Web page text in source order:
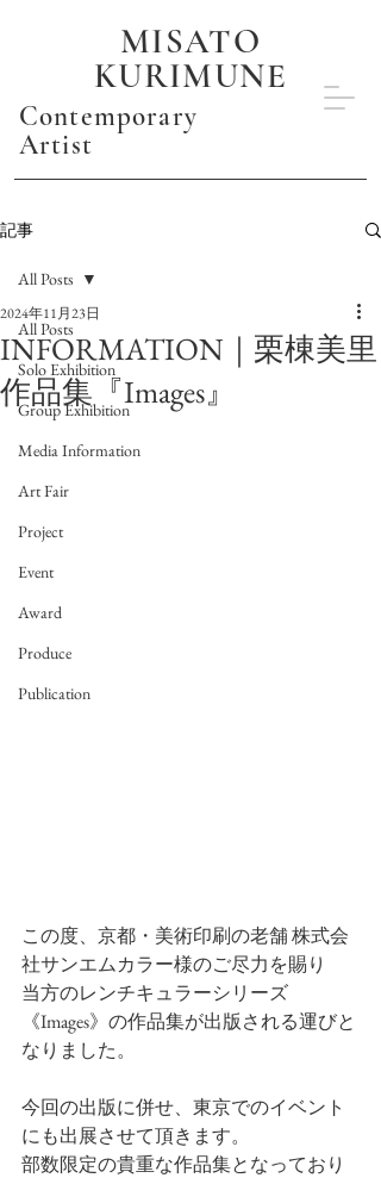
MISATO
KURIMUNE
Contemporary
Artist
記事
All Posts
Solo Exhibition
Group Exhibition
Media Information
Art Fair
Project
Event
Award
Produce
Publication
All Posts
INFORMATION｜栗棟美里
作品集『Images』
2024年11月23日
この度、京都・美術印刷の老舗 株式会
社サンエムカラー様のご尽力を賜り
当方のレンチキュラーシリーズ
《Images》の作品集が出版される運びと
なりました。
今回の出版に併せ、東京でのイベント
にも出展させて頂きます。
部数限定の貴重な作品集となっており